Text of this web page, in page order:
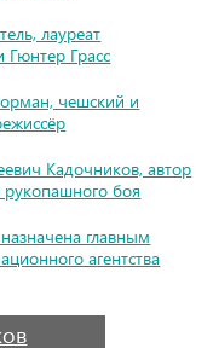
лауреат
Грасс
чешский и
Кадочников, автор
боя
главным
агентства